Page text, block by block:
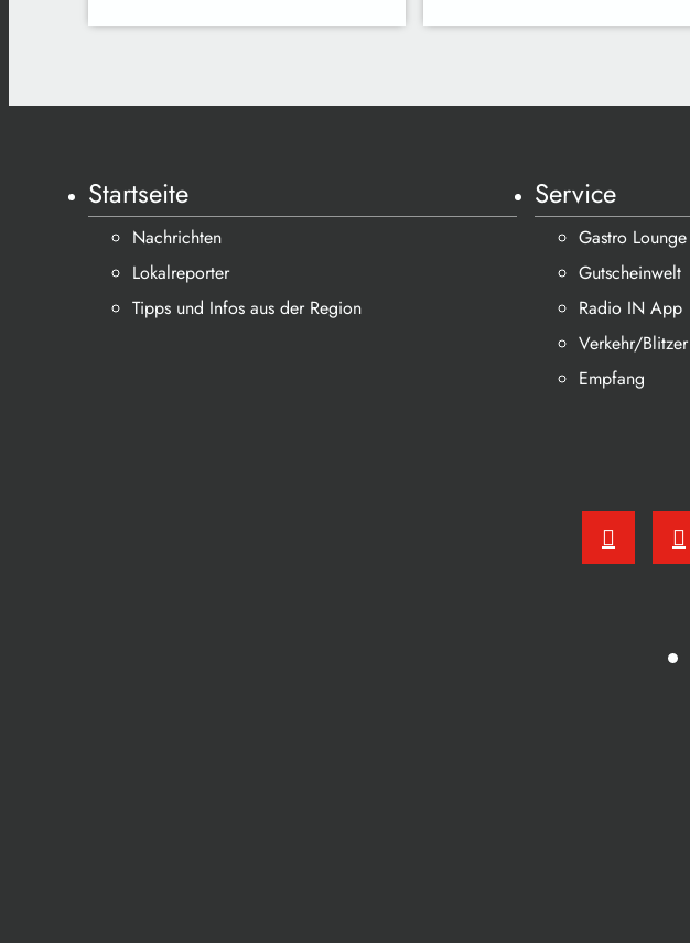
Startseite
Nachrichten
Lokalreporter
Tipps und Infos aus der Region
Service
Gastro Lounge
Gutscheinwelt
Radio IN App
Verkehr/Blitzer
Empfang